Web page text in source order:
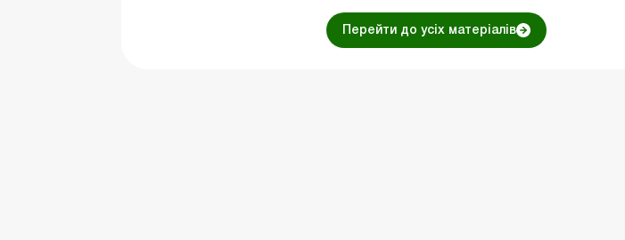
Перейти до усіх матеріалів